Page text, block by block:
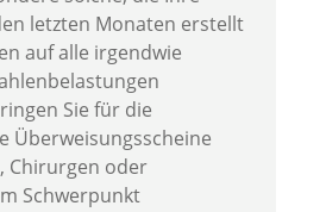
letzten Monaten erstellt
auf alle irgendwie
Sie für die
Überweisungsscheine
Chirurgen oder
Schwerpunkt